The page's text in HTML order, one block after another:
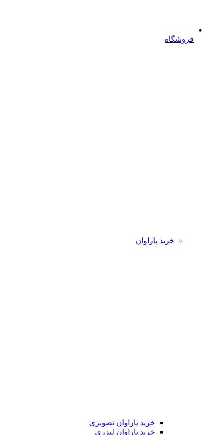
فروشگاه
خرید پاراوان
خرید پاراوان تصویری
خرید پاراوان لیزری